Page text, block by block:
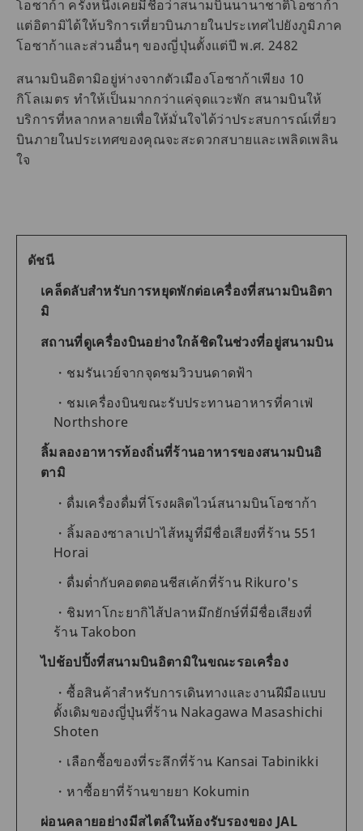
โอซาก้า ครั้งหนึ่งเคยมีชื่อว่าสนามบินนานาชาติโอซาก้า
แต่อิตามิได้ให้บริการเที่ยวบินภายในประเทศไปยังภูมิภาค
โอซาก้าและส่วนอื่นๆ ของญี่ปุ่นตั้งแต่ปี พ.ศ. 2482
สนามบินอิตามิอยู่ห่างจากตัวเมืองโอซาก้าเพียง 10
กิโลเมตร ทำให้เป็นมากกว่าแค่จุดแวะพัก สนามบินให้
บริการที่หลากหลายเพื่อให้มั่นใจได้ว่าประสบการณ์เที่ยว
บินภายในประเทศของคุณจะสะดวกสบายและเพลิดเพลิน
ใจ
ดัชนี
เคล็ดลับสำหรับการหยุดพักต่อเครื่องที่สนามบินอิตา
มิ
สถานที่ดูเครื่องบินอย่างใกล้ชิดในช่วงที่อยู่สนามบิน
ชมรันเวย์จากจุดชมวิวบนดาดฟ้า
ชมเครื่องบินขณะรับประทานอาหารที่คาเฟ่
Northshore
ลิ้มลองอาหารท้องถิ่นที่ร้านอาหารของสนามบินอิ
ตามิ
ดื่มเครื่องดื่มที่โรงผลิตไวน์สนามบินโอซาก้า
ลิ้มลองซาลาเปาไส้หมูที่มีชื่อเสียงที่ร้าน 551
Horai
ดื่มด่ำกับคอตตอนชีสเค้กที่ร้าน Rikuro's
ชิมทาโกะยากิไส้ปลาหมึกยักษ์ที่มีชื่อเสียงที่
ร้าน Takobon
ไปช้อปปิ้งที่สนามบินอิตามิในขณะรอเครื่อง
ซื้อสินค้าสำหรับการเดินทางและงานฝีมือแบบ
ดั้งเดิมของญี่ปุ่นที่ร้าน Nakagawa Masashichi
Shoten
เลือกซื้อของที่ระลึกที่ร้าน Kansai Tabinikki
หาซื้อยาที่ร้านขายยา Kokumin
ผ่อนคลายอย่างมีสไตล์ในห้องรับรองของ JAL